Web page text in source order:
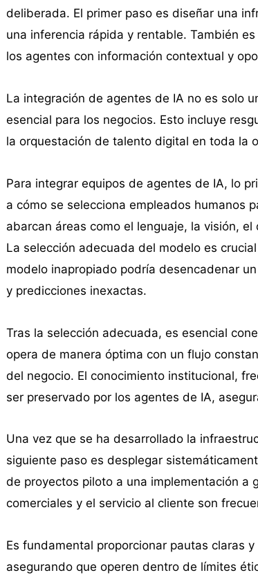
deliberada. El primer paso es diseñar una
una inferencia rápida y rentable. También
los agentes con información contextual y
La integración de agentes de IA no es solo
esencial para los negocios. Esto incluye
la orquestación de talento digital en toda la
Para integrar equipos de agentes de IA, lo
a cómo se selecciona empleados humanos
abarcan áreas como el lenguaje, la visión,
La selección adecuada del modelo es
modelo inapropiado podría desencadenar
y predicciones inexactas.
Tras la selección adecuada, es esencial
opera de manera óptima con un flujo
del negocio. El conocimiento institucional,
ser preservado por los agentes de IA,
Una vez que se ha desarrollado la
siguiente paso es desplegar
de proyectos piloto a una implementación a
comerciales y el servicio al cliente son
Es fundamental proporcionar pautas claras
asegurando que operen dentro de límites